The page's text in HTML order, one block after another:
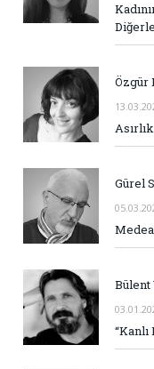
Özgür
Gürel
Bülent